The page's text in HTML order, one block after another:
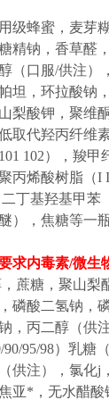
级蜂蜜，麦芽
精钠，香草醛
（口服/供注）
坦，环拉酸钠
梨酸钾，聚维
取代羟丙纤维
102），羧
丙烯酸树脂（I
丁基羟基甲苯
），焦糖等一
求内毒素/微生
蔗糖，聚山梨
磷酸二氢钠，
，丙二醇（供
90/95/98）乳糖
供注），氯化j
亚*，无水醋酸